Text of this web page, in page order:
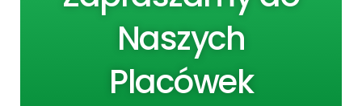
Naszych
Placówek